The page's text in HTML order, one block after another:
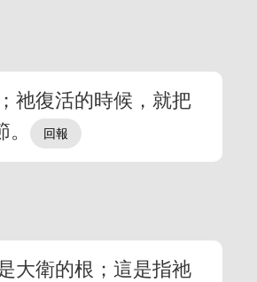
祂復活的時候，就把
大衛的根；這是指祂